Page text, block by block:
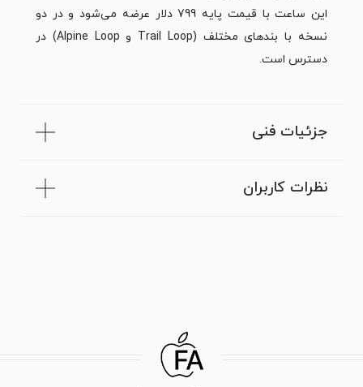
این ساعت با قیمت پایه 799 دلار عرضه می‌شود و در دو
نسخه با بند‌های مختلف (Trail Loop و Alpine Loop) در
دسترس است.
جزئیات فنی
نظرات کاربران